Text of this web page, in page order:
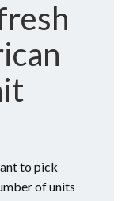
to pick
of units